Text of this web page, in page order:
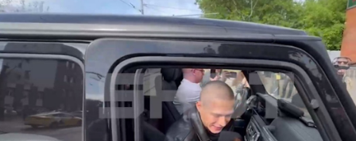
Ранние плоды, по словам врача, лучше не есть: